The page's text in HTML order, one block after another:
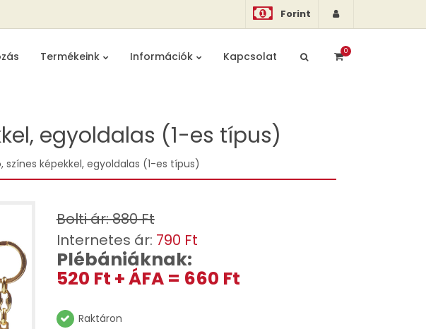
Forint
Termékeink Információk Kapcsolat 0
egyoldalas (1-es típus)
színes képekkel, egyoldalas (1-es típus)
Bolti ár: 880 Ft
Internetes ár: 790 Ft
Plébániáknak:
520 Ft + ÁFA = 660 Ft
Raktáron